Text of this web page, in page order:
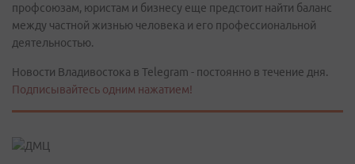
профсоюзам, юристам и бизнесу еще предстоит найти баланс
между частной жизнью человека и его профессиональной
деятельностью.
Новости Владивостока в Telegram - постоянно в течение дня.
Подписывайтесь одним нажатием!